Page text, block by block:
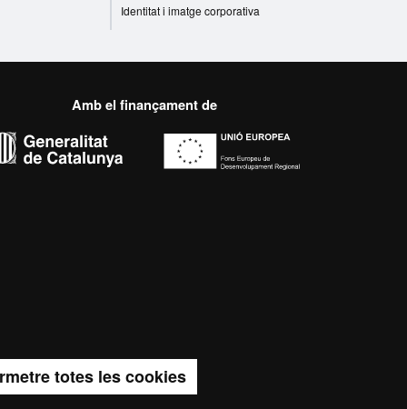
totes les cookies
Identitat i imatge corporativa
Amb el finançament de